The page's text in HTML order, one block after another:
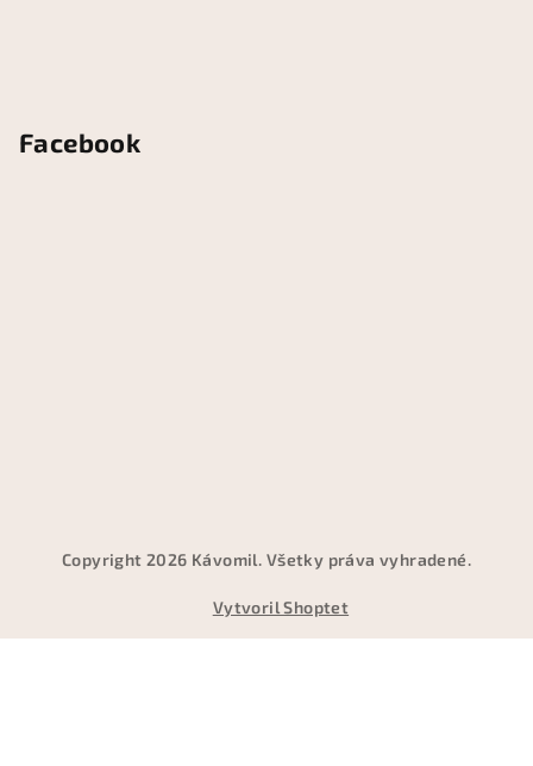
Facebook
Copyright 2026 Kávomil. Všetky práva vyhradené.
Vytvoril Shoptet